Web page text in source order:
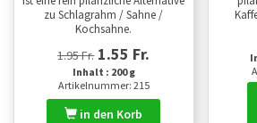
zu Schlagrahm / Sahne /
Kochsahne.
1.95 Fr. 1.55 Fr.
Inhalt : 200 g
Artikelnummer: 215
in den Korb